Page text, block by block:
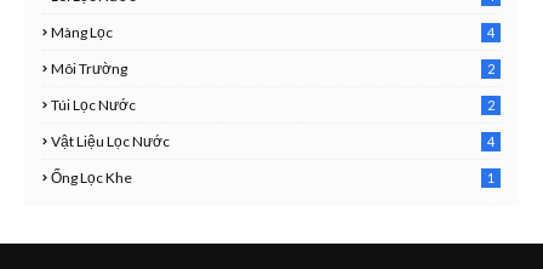
Màng Lọc
4
Môi Trường
2
Túi Lọc Nước
2
Vật Liệu Lọc Nước
4
Ống Lọc Khe
1